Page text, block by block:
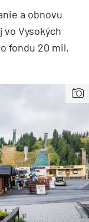
a obnovu
Vysokých
fondu 20 mil.